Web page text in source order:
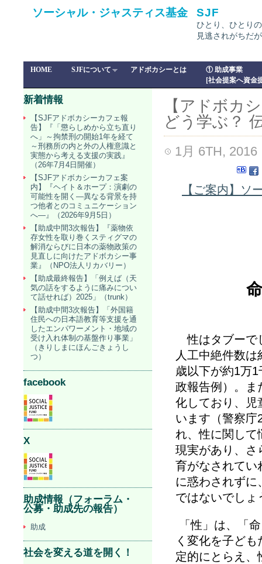
ソーシャル・ジャスティス基金 SJF
ひとり、ひとり
見逃されがちだ
HOME SJFについて アドボカシーとは
① 助成事業
[社会提案へ資金
【アドボカ
どう学ぶ？
1月 6TH, 2016
【 ご案内 】ソ
性はタブーで
人工中絶件数は
歳以下が約1万1
政報告例）。ま
化しており、児
います（警察庁
れ、性に関して
現実があり、さ
育がなされてい
に惑わされず
ではないでしょ
「性」は、「
く変化を子ど
定的にとらえ、
新着情報
【SJFアドボカシーカフェ報
告】『「懲らしめから立ち直り
へ」～拘禁刑の開始1年を経て
～刑務所の内と外の人権意識と
実態から考える支援の実践』
（26年7月4日開催）
【SJFアドボカシーカフェ案
内】『ヘイト＆ホープ：演劇の
可能性を開く―異なる背景を持
つ他者とのコミュニケーション
へ―』（2026年9月5日）
【助成中間3次報告】『薬物依
存女性を取り巻くスティグマの
解消ならびに日本の薬物政策の
見直しに向けたアドボカシー事
業』（NPO法人リカバリー）
【助成最終報告】「例えば（天
気の話をするように痛みについ
て話せれば）2025」（trunk）
【助成中間3次報告】「外国籍
住民への日本語教育等支援を通
したエンパワーメント・地域の
受け入れ体制の基盤作り事業」
（きりしまにほんごきょうし
つ）
facebook
X
助成情報（フォーラム・
公募・助成先の報告）
助成
社会を変える道を開く！